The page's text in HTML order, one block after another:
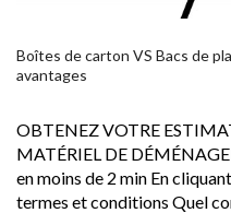
Boîtes de carton VS Bacs de
avantages
OBTENEZ VOTRE
MATÉRIEL DE
en moins de 2 min En
termes et conditions Quel